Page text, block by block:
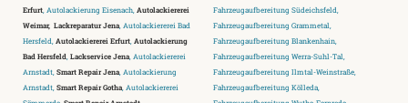
Erfurt , Autolackierung Eisenach, Autolackiererei
Weimar, Lackreparatur Jena , Autolackiererei Bad
Hersfeld, Autolackiererei Erfurt Autolackierung
Bad Hersfeld Lackservice Jena , Autolackiererei
Arnstadt, Smart Repair Jena , Autolackierung
Arnstadt, Smart Repair Gotha , Autolackiererei
Fahrzeugaufbereitung Südeichsfeld,
Fahrzeugaufbereitung Grammetal,
Fahrzeugaufbereitung Blankenhain,
Fahrzeugaufbereitung Werra-Suhl-Tal,
Fahrzeugaufbereitung Ilmtal-Weinstraße,
Fahrzeugaufbereitung Kölleda,